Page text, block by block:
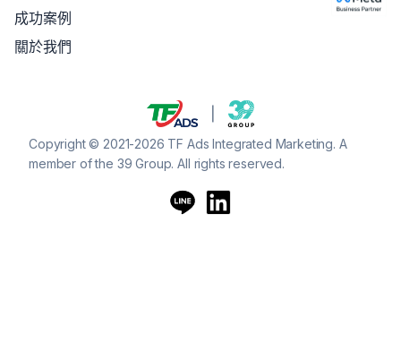
成功案例
關於我們
Copyright © 2021-2026 TF Ads Integrated Marketing. A
member of the 39 Group. All rights reserved.